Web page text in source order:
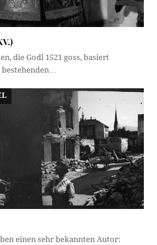
die Godl 1521 goss, basiert
einen sehr bekannten Autor: